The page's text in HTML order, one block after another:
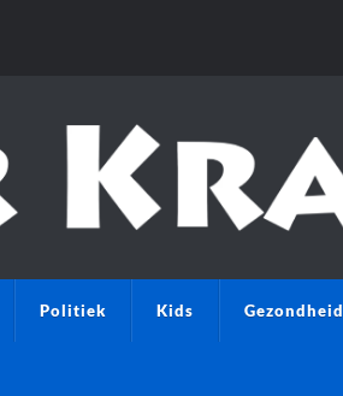
Politiek Kids Gezondheid